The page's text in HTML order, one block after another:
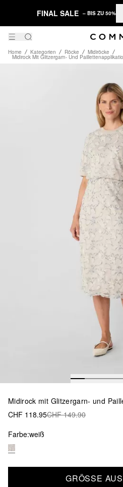
FINAL SALE – BIS ZU 50%
Home Kategorien Röcke Midiröcke
Midirock Mit Glitzergarn- Und
Midirock mit Glitzergarn- und
CHF 118.95CHF 149.90
Farbe:weiß
GRÖSSE